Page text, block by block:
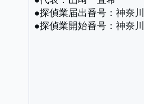
●探偵業届出番号：神奈
●探偵業開始番号：神奈